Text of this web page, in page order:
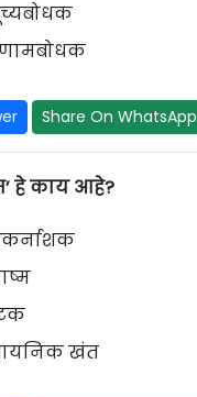
Share On WhatsApp
हे काय आहे?
खंत